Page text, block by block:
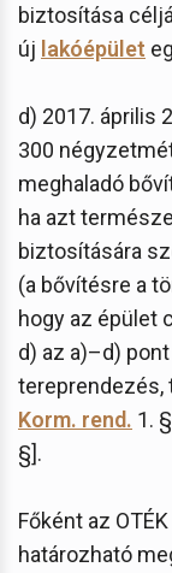
biztosítása
új lakóépület
d) 2017. április
300
meghaladó
ha azt
biztosítására
(a bővítésre a
hogy az épület
d) az a)–d)
tereprendezés,
Korm. rend. 1.
§].
Főként az
határozható